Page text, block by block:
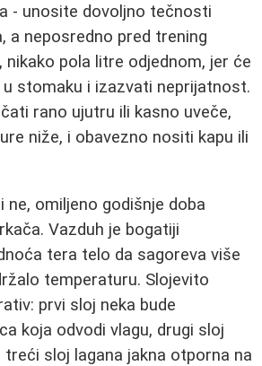
- unosite dovoljno tečnosti
a neposredno pred trening
nikako pola litre odjednom, jer će
stomaku i izazvati neprijatnost.
rano ujutru ili kasno uveče,
niže, i obavezno nositi kapu ili
ne, omiljeno godišnje doba
Vazduh je bogatiji
tera telo da sagoreva više
temperaturu. Slojevito
prvi sloj neka bude
koja odvodi vlagu, drugi sloj
sloj lagana jakna otporna na